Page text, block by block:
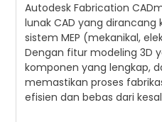
Autodesk Fabrication
lunak CAD yang dirancang
sistem MEP (mekanikal,
Dengan fitur modeling 3D
komponen yang lengkap,
memastikan proses
efisien dan bebas dari